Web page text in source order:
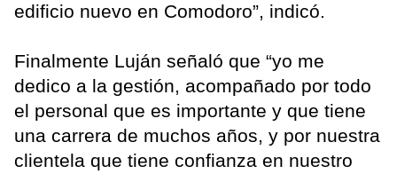
edificio nuevo en Comodoro”, indicó.
Finalmente Luján señaló que “yo me
dedico a la gestión, acompañado por todo
el personal que es importante y que tiene
una carrera de muchos años, y por nuestra
clientela que tiene confianza en nuestro